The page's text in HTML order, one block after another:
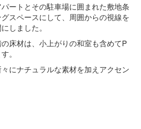
ートとその駐車場に囲まれた敷地条
スペースにして、周囲からの視線を
しました。
床材は、小上がりの和室も含めてP
。
にナチュラルな素材を加えアクセン